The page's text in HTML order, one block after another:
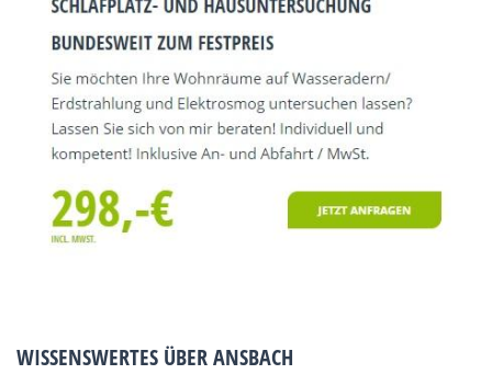
WISSENSWERTES ÜBER ANSBACH